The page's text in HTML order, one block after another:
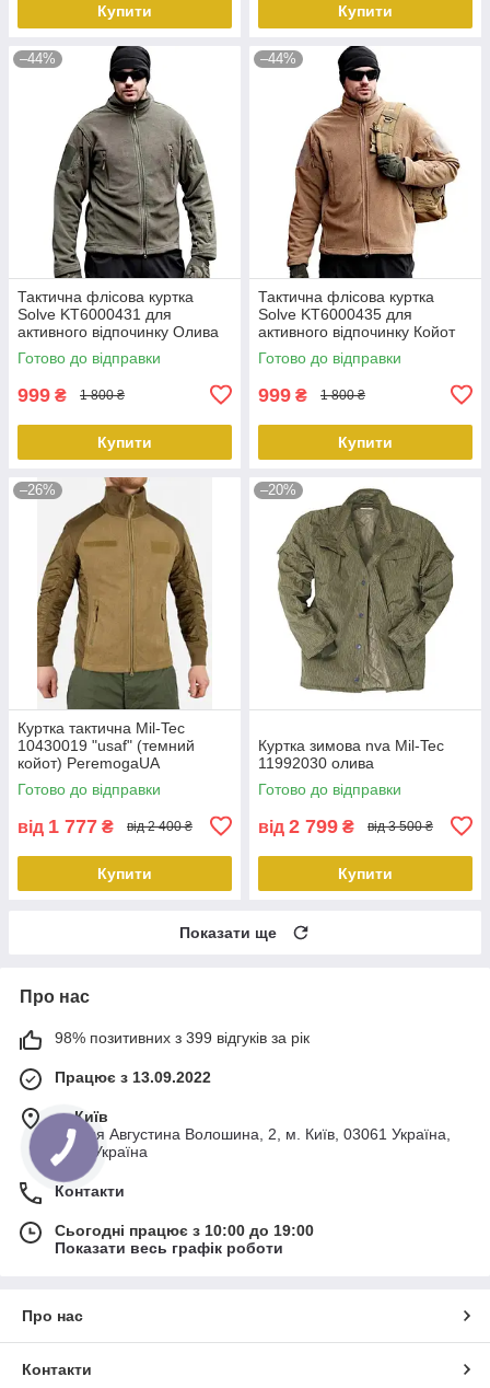
Купити Купити
–44%
Тактична флісова куртка
Solve KT6000431 для
активного відпочинку Олива
PeremogaUA
Готово до відправки
999 ₴ 1 800 ₴
Купити
–44%
Тактична флісова куртка
Solve KT6000435 для
активного відпочинку Койот
PeremogaUA
Готово до відправки
999 ₴ 1 800 ₴
Купити
–26%
Куртка тактична Mil-Tec
10430019 "usaf" (темний
койот) PeremogaUA
Готово до відправки
від 1 777 ₴ від 2 400 ₴
Купити
–20%
Куртка зимова nva Mil-Tec
11992030 олива
Готово до відправки
від 2 799 ₴ від 3 500 ₴
Купити
Показати ще
Про нас
98% позитивних з 399 відгуків за рік
Працює з 13.09.2022
м. Київ
вулиця Августина Волошина, 2, м. Київ, 03061 Україна,
Київ, Україна
Контакти
Сьогодні працює з 10:00 до 19:00
Показати весь графік роботи
Про нас
Контакти